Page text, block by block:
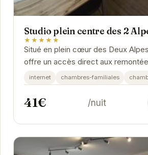
Studio plein centre des 2
★★★★★
Situé en plein cœur des Deux
offre un accès direct aux
et aux nombreuses activités de la
internet chambres-familiales
41€ /nuit